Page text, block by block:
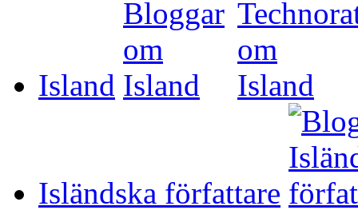
Island
Isländska författare